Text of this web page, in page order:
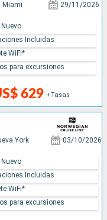
Miami 29/11/2026
629 +Tasas
Incluidas
WiFi*
para excursiones
York 03/10/2026
Incluidas
WiFi*
para excursiones